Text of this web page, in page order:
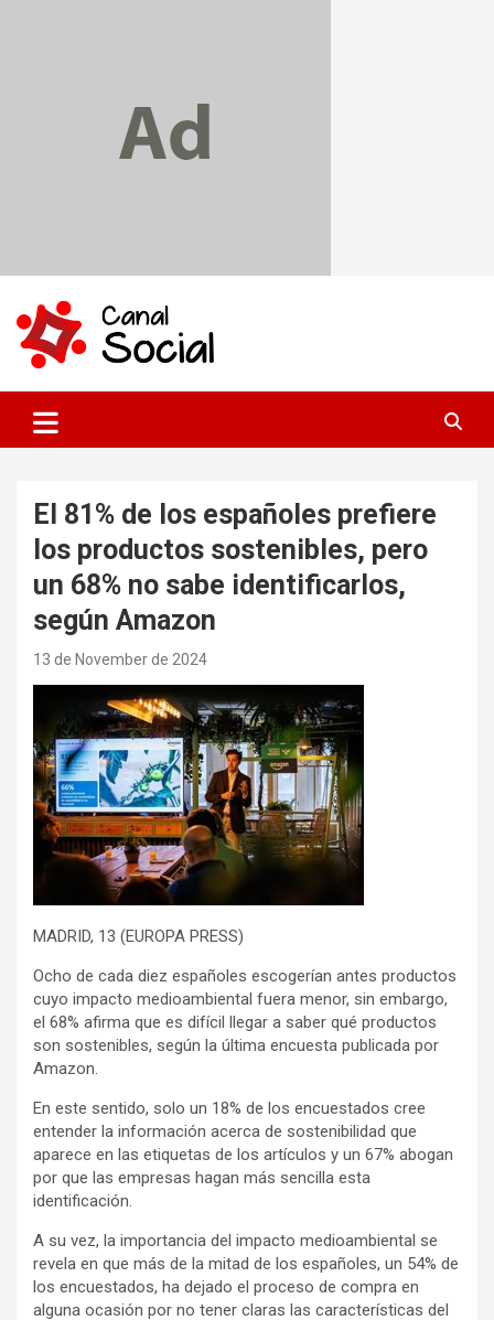
content
Canal Social
El 81% de los españoles prefiere
los productos sostenibles, pero
un 68% no sabe identificarlos,
según Amazon
13 de November de 2024
MADRID, 13 (EUROPA PRESS)
Ocho de cada diez españoles escogerían antes productos
cuyo impacto medioambiental fuera menor, sin embargo,
el 68% afirma que es difícil llegar a saber qué productos
son sostenibles, según la última encuesta publicada por
Amazon.
En este sentido, solo un 18% de los encuestados cree
entender la información acerca de sostenibilidad que
aparece en las etiquetas de los artículos y un 67% abogan
por que las empresas hagan más sencilla esta
identificación.
A su vez, la importancia del impacto medioambiental se
revela en que más de la mitad de los españoles, un 54% de
los encuestados, ha dejado el proceso de compra en
alguna ocasión por no tener claras las características del